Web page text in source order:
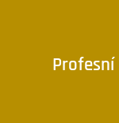
Profesní